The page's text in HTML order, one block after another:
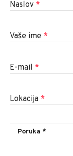
Naslov *
Vaše ime *
E-mail *
Lokacija *